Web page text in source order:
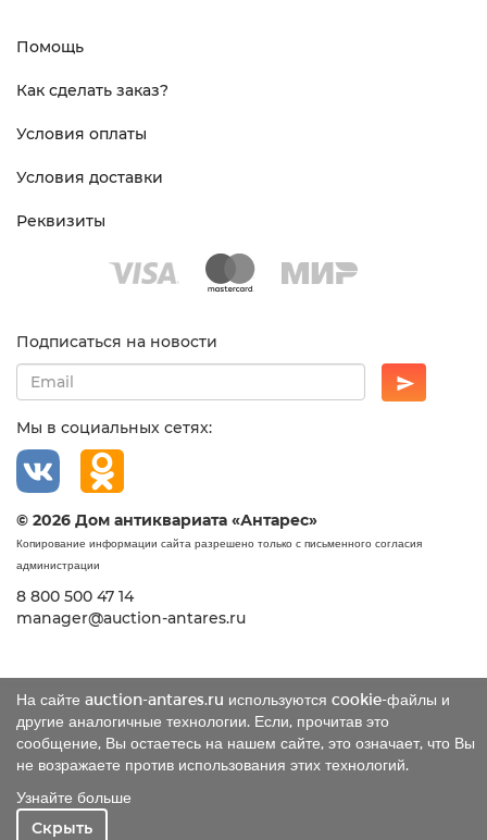
На сайте auction-antares.ru используются cookie-файлы и
другие аналогичные технологии. Если, прочитав это
сообщение, Вы остаетесь на нашем сайте, это означает, что Вы
не возражаете против использования этих технологий.
Узнайте больше
Скрыть
Помощь
Как сделать заказ?
Условия оплаты
Условия доставки
Реквизиты
Подписаться на новости
Мы в социальных сетях:
© 2026 Дом антиквариата «Антарес»
Копирование информации сайта разрешено только с письменного согласия
администрации
8 800 500 47 14
manager@auction-antares.ru